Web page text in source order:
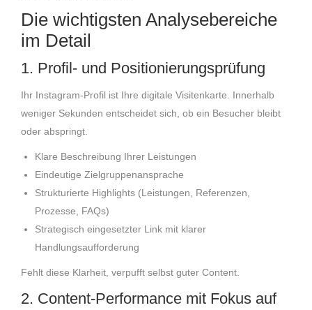
Die wichtigsten Analysebereiche
im Detail
1. Profil- und Positionierungsprüfung
Ihr Instagram-Profil ist Ihre digitale Visitenkarte. Innerhalb
weniger Sekunden entscheidet sich, ob ein Besucher bleibt
oder abspringt.
Klare Beschreibung Ihrer Leistungen
Eindeutige Zielgruppenansprache
Strukturierte Highlights (Leistungen, Referenzen,
Prozesse, FAQs)
Strategisch eingesetzter Link mit klarer
Handlungsaufforderung
Fehlt diese Klarheit, verpufft selbst guter Content.
2. Content-Performance mit Fokus auf